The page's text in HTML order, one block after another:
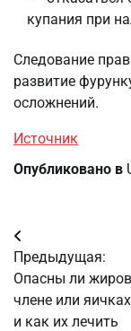
купания при
Следование
развитие
осложнений.
Источник
Опубликовано в
Навигация
по
записям
Предыдущая:
Опасны ли
члене или
и как их лечить